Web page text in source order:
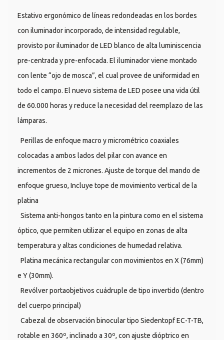
Estativo ergonómico de líneas redondeadas en los bordes
con iluminador incorporado, de intensidad regulable,
provisto por iluminador de LED blanco de alta luminiscencia
pre-centrada y pre-enfocada. El iluminador viene montado
con lente “ojo de mosca”, el cual provee de uniformidad en
todo el campo. El nuevo sistema de LED posee una vida útil
de 60.000 horas y reduce la necesidad del reemplazo de las
lámparas.
Perillas de enfoque macro y micrométrico coaxiales
colocadas a ambos lados del pilar con avance en
incrementos de 2 micrones. Ajuste de torque del mando de
enfoque grueso, Incluye tope de movimiento vertical de la
platina
Sistema anti-hongos tanto en la pintura como en el sistema
óptico, que permiten utilizar el equipo en zonas de alta
temperatura y altas condiciones de humedad relativa.
Platina mecánica rectangular con movimientos en X (76mm)
e Y (30mm).
Revólver portaobjetivos cuádruple de tipo invertido (dentro
del cuerpo principal)
Cabezal de observación binocular tipo Siedentopf EC-T-TB,
rotable en 360º, inclinado a 30º, con ajuste dióptrico en